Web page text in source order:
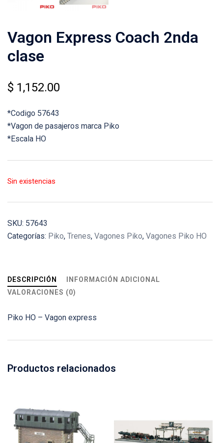
Vagon Express Coach 2nda
clase
$ 1,152.00
*Codigo 57643
*Vagon de pasajeros marca Piko
*Escala HO
Sin existencias
SKU: 57643
Categorías: Piko, Trenes, Vagones Piko, Vagones Piko HO
DESCRIPCIÓN
INFORMACIÓN ADICIONAL
VALORACIONES (0)
Piko HO – Vagon express
Productos relacionados